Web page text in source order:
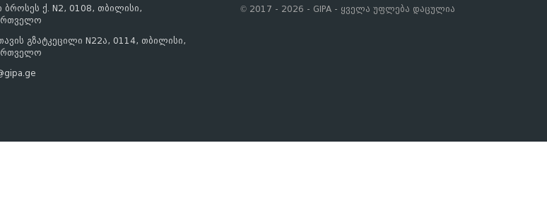
ბროსეს ქ. N2, 0108, თბილისი,
გზატკეცილი N22ა, 0114, თბილისი,
© 2017 - 2026 - GIPA - ყველა უფლება დაცულია